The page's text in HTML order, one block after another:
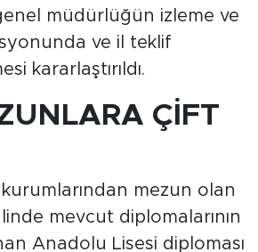
müdürlüğün izleme ve
ve il teklif
kararlaştırıldı.
ÇİFT
mezun olan
mevcut diplomalarının
Anadolu Lisesi diploması